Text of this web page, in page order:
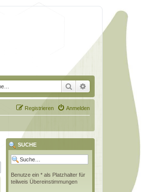
Suche Erweiterte Suche
Anmelden
Registrieren
SUCHE
Benutze ein * als Platzhalter für
teilweis Übereinstimmungen